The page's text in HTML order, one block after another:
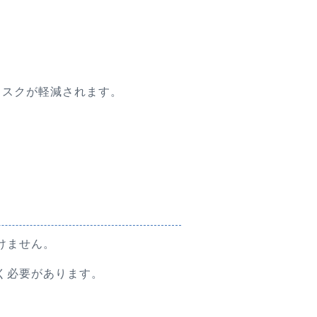
クが軽減されます。
せん。
要があります。